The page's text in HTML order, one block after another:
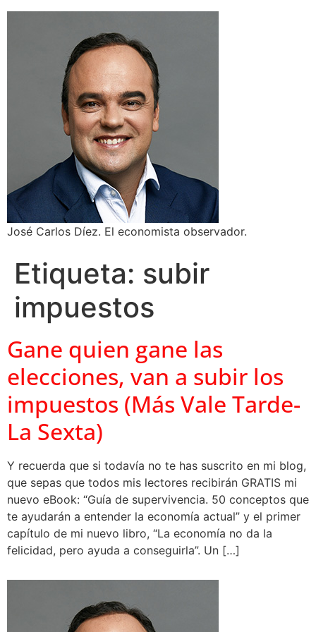
José Carlos Díez. El economista observador.
Etiqueta: subir
impuestos
Gane quien gane las
elecciones, van a subir los
impuestos (Más Vale Tarde-
La Sexta)
Y recuerda que si todavía no te has suscrito en mi blog,
que sepas que todos mis lectores recibirán GRATIS mi
nuevo eBook: “Guía de supervivencia. 50 conceptos que
te ayudarán a entender la economía actual” y el primer
capítulo de mi nuevo libro, “La economía no da la
felicidad, pero ayuda a conseguirla”. Un […]